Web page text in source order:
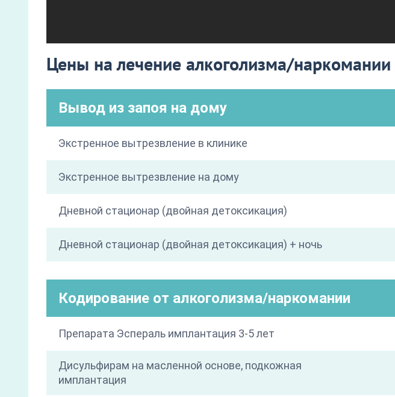
Цены на лечение алкоголизма/наркомании
Вывод из запоя на дому
Экстренное вытрезвление в клинике
Экстренное вытрезвление на дому
Дневной стационар (двойная детоксикация)
Дневной стационар (двойная детоксикация) + ночь
Кодирование от алкоголизма/наркомании
Препарата Эспераль имплантация 3-5 лет
Дисульфирам на масленной основе, подкожная
имплантация